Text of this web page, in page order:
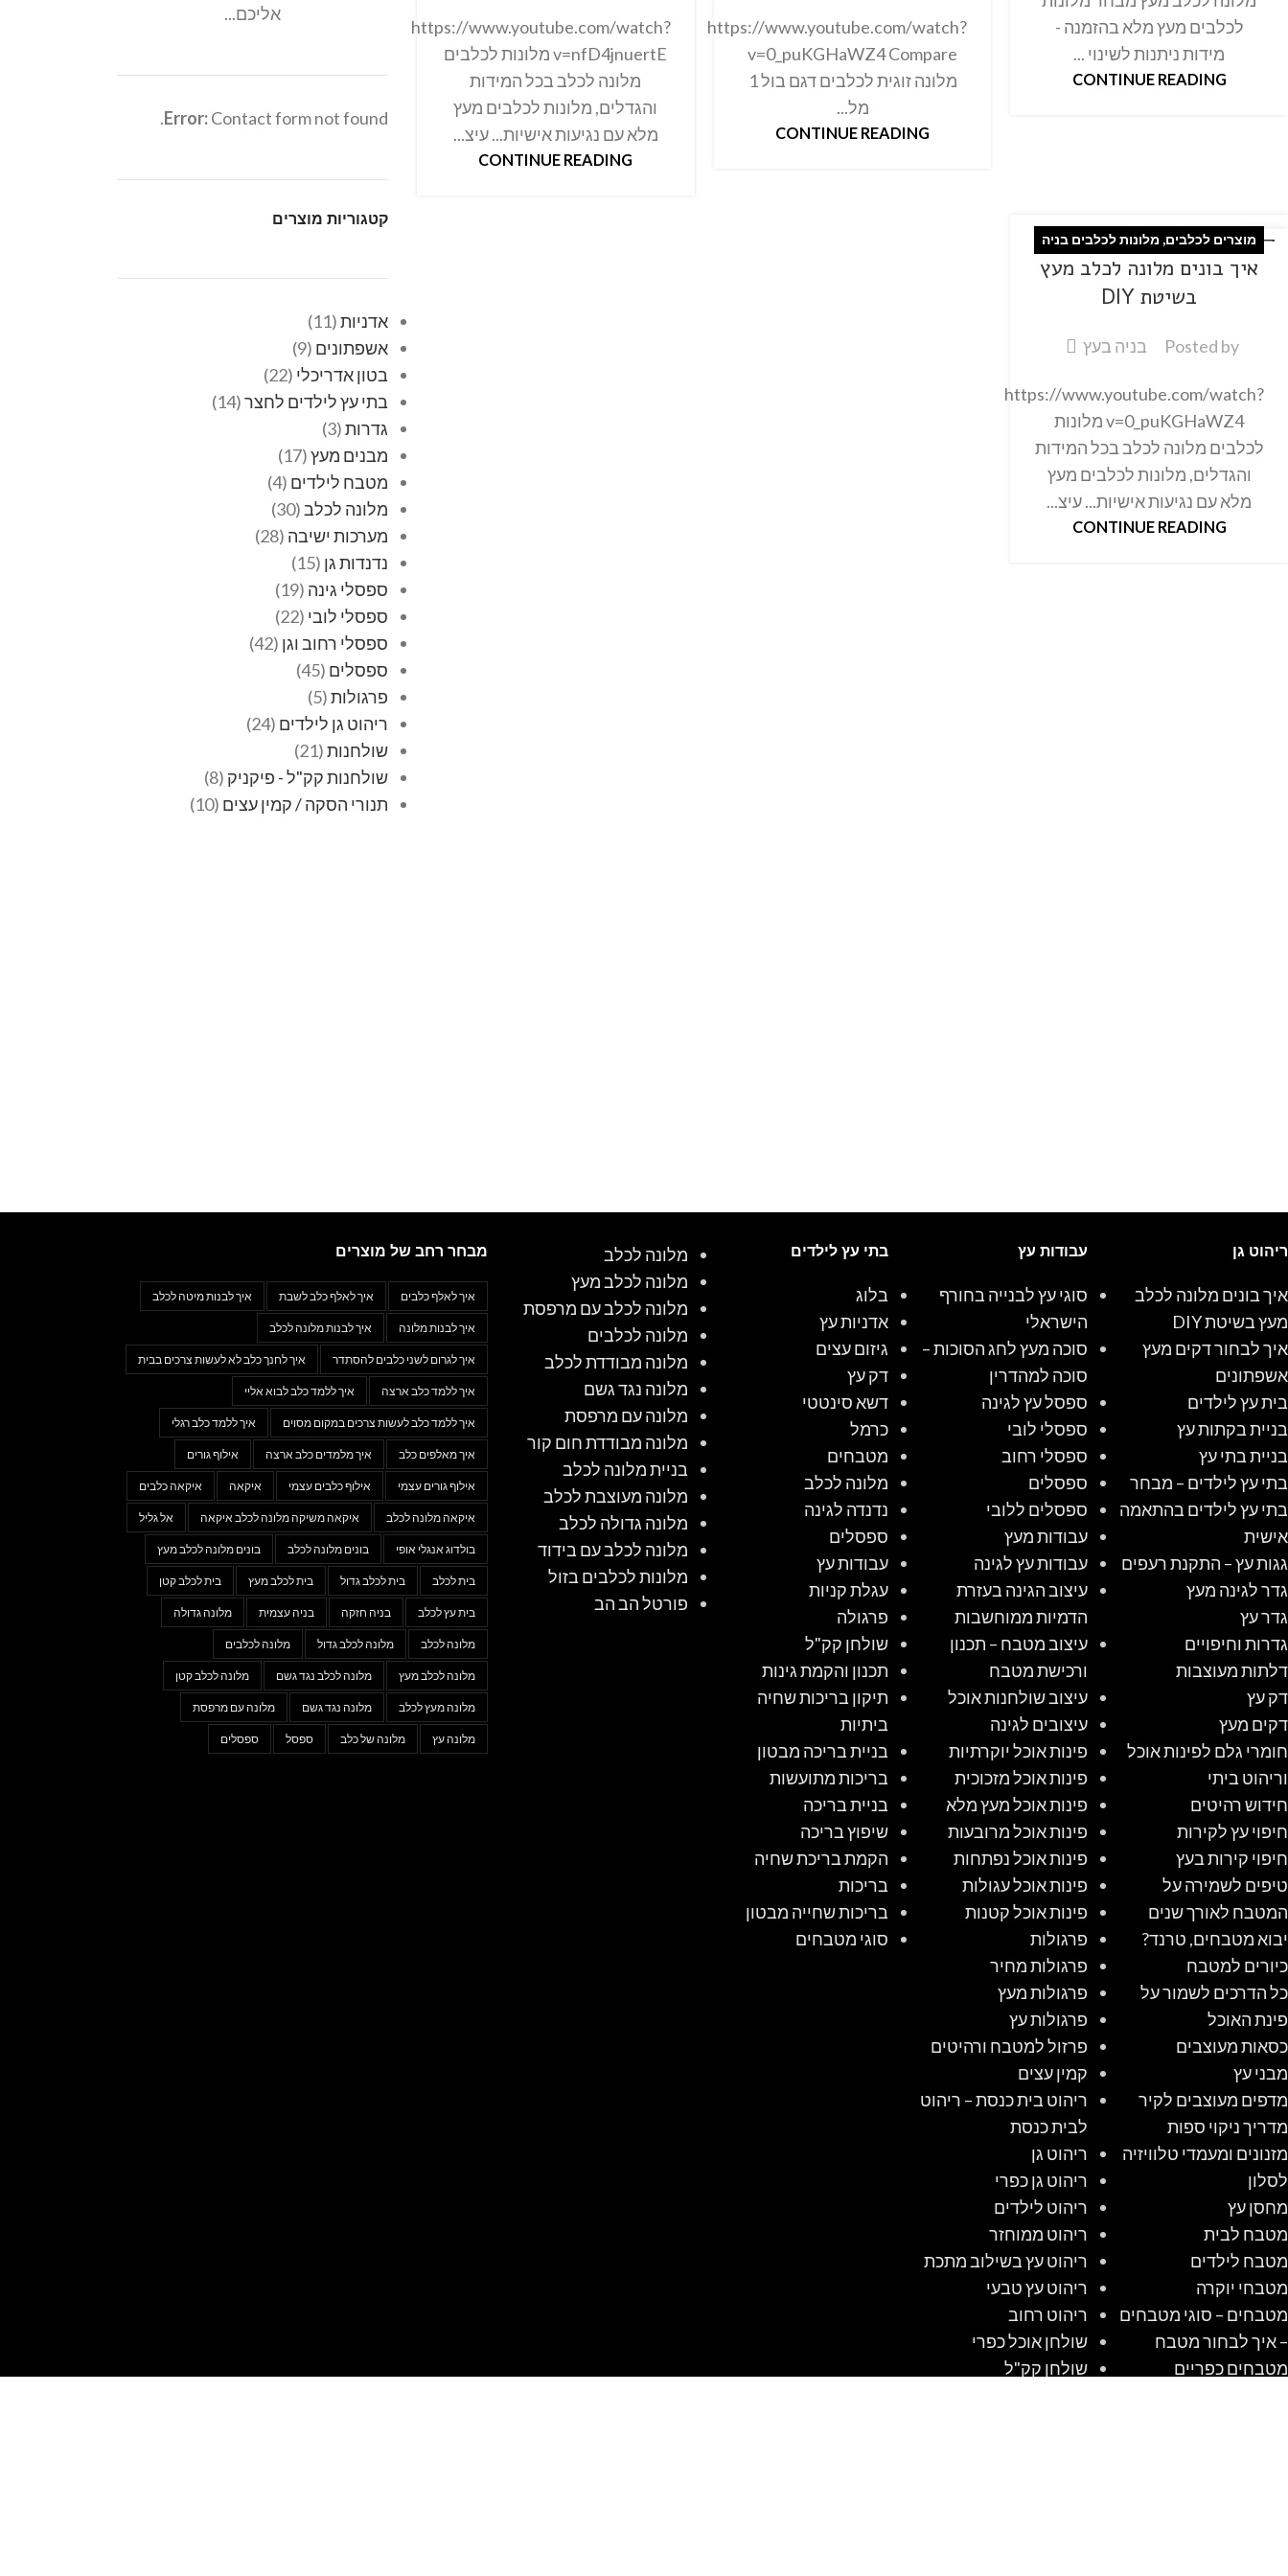
לכלבים מעץ מלא בהזמנה -
מידות ניתנות לשינוי ...
CONTINUE READING
https://www.youtube.com/watch?
v=0_puKGHaWZ4 Compare
מלונה זוגית לכלבים דגם בול 1
מל...
CONTINUE READING
https://www.youtube.com/watch?
v=nfD4jnuertE מלונות לכלבים
מלונה לכלב בכל המידות
והגדלים, מלונות לכלבים מעץ
מלא עם נגיעות אישיות... עיצ...
CONTINUE READING
27
פבר
מוצרים לכלבים, מלונות לכלבים בניה
עצמית
איך בונים מלונה לכלב מעץ
בשיטת DIY
Posted by בניה בעץ
https://www.youtube.com/watch?
v=0_puKGHaWZ4 מלונות
לכלבים מלונה לכלב בכל המידות
והגדלים, מלונות לכלבים מעץ
מלא עם נגיעות אישיות... עיצ...
CONTINUE READING
אליכם...
Error:Contact form not found.
קטגוריות מוצרים
אדניות 11
אשפתונים 9
בטון אדריכלי 22
בתי עץ לילדים לחצר 14
גדרות 3
מבנים מעץ 17
מטבח לילדים 4
מלונה לכלב 30
מערכות ישיבה 28
נדנדות גן 15
ספסלי גינה 19
ספסלי לובי 22
ספסלי רחוב וגן 42
ספסלים 45
פרגולות 5
ריהוט גן לילדים 24
שולחנות 21
שולחנות קק"ל - פיקניק 8
תנורי הסקה / קמין עצים 10
ריהוט גן
איך בונים מלונה לכלב
מעץ בשיטת DIY
איך לבחור דקים מעץ
אשפתונים
בית עץ לילדים
בניית בקתות עץ
בניית בתי עץ
בתי עץ לילדים – מבחר
בתי עץ לילדים בהתאמה
אישית
גגות עץ – התקנת רעפים
גדר לגינה מעץ
גדר עץ
גדרות וחיפויים
דלתות מעוצבות
דק עץ
דקים מעץ
חומרי גלם לפינות אוכל
וריהוט ביתי
חידוש רהיטים
חיפוי עץ לקירות
חיפוי קירות בעץ
טיפים לשמירה על
המטבח לאורך שנים
יבוא מטבחים, טרנד?
כיורים למטבח
כל הדרכים לשמור על
פינת האוכל
כסאות מעוצבים
מבני עץ
מדפים מעוצבים לקיר
מדריך ניקוי ספות
מזנונים ומעמדי טלוויזיה
לסלון
מחסן עץ
מטבח לבית
מטבח לילדים
מטבחי יוקרה
מטבחים – סוגי מטבחים
– איך לבחור מטבח
מטבחים כפריים
עבודות עץ
סוגי עץ לבנייה בחורף
הישראלי
סוכה מעץ לחג הסוכות –
סוכה למהדרין
ספסל עץ לגינה
ספסלי לובי
ספסלי רחוב
ספסלים
ספסלים ללובי
עבודות מעץ
עבודות עץ לגינה
עיצוב הגינה בעזרת
הדמיות ממוחשבות
עיצוב מטבח – תכנון
ורכישת מטבח
עיצוב שולחנות אוכל
עיצובים לגינה
פינות אוכל יוקרתיות
פינות אוכל מזכוכית
פינות אוכל מעץ מלא
פינות אוכל מרובעות
פינות אוכל נפתחות
פינות אוכל עגולות
פינות אוכל קטנות
פרגולות
פרגולות מחיר
פרגולות מעץ
פרגולות עץ
פרזול למטבח ורהיטים
קמין עצים
ריהוט בית כנסת – ריהוט
לבית כנסת
ריהוט גן
ריהוט גן כפרי
ריהוט לילדים
ריהוט ממוחזר
ריהוט עץ בשילוב מתכת
ריהוט עץ טבעי
ריהוט רחוב
שולחן אוכל כפרי
שולחן קק"ל
בתי עץ לילדים
בלוג
אדניות עץ
גיזום עצים
דק עץ
דשא סינטטי
כרמל
מטבחים
מלונה לכלב
נדנדה לגינה
ספסלים
עבודות עץ
עגלת קניות
פרגולה
שולחן קק"ל
תכנון והקמת גינות
תיקון בריכות שחיה
ביתיות
בניית בריכה מבטון
בריכות מתועשות
בניית בריכה
שיפוץ בריכה
הקמת בריכת שחיה
בריכות
בריכות שחייה מבטון
סוגי מטבחים
מלונה לכלב
מלונה לכלב מעץ
מלונה לכלב עם מרפסת
מלונה לכלבים
מלונה מבודדת לכלב
מלונה נגד גשם
מלונה עם מרפסת
מלונה מבודדת חום קור
בניית מלונה לכלב
מלונה מעוצבת לכלב
מלונה גדולה לכלב
מלונה לכלב עם בידוד
מלונות לכלבים בזול
פורטל הב הב
מבחר רחב של מוצרים
איך לאלף כלבים איך לאלף כלב לשבת איך לבנות מיטה לכלב
איך לבנות מלונה איך לבנות מלונה לכלב
איך לגרום לשני כלבים להסתדר איך לחנך כלב לא לעשות צרכים בבית
איך ללמד כלב ארצה איך ללמד כלב לבוא אליי
איך ללמד כלב לעשות צרכים במקום מסוים איך ללמד כלב רגלי
איך מאלפים כלב איך מלמדים כלב ארצה אילוף גורים
אילוף גורים עצמי אילוף כלבים עצמי איקאה איקאה כלבים
איקאה מלונה לכלב איקאה משיקה מלונה לכלב איקאה אל גליל
בולדוג אנגלי אופי בונים מלונה לכלב בונים מלונה לכלב מעץ
בית לכלב בית לכלב גדול בית לכלב מעץ בית לכלב קטן
בית עץ לכלב בניה חזקה בניה עצמית מלונה גדולה
מלונה לכלב מלונה לכלב גדול מלונה לכלבים
מלונה לכלב מעץ מלונה לכלב נגד גשם מלונה לכלב קטן
מלונה מעץ לכלב מלונה נגד גשם מלונה עם מרפסת
מלונה עץ מלונה של כלב ספסל ספסלים